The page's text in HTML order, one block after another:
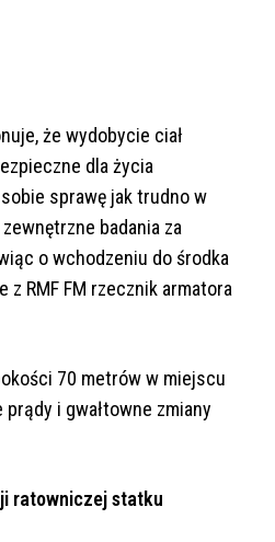
że wydobycie ciał
dla życia
sprawę jak trudno w
badania za
o wchodzeniu do środka
z RMF FM rzecznik armatora
70 metrów w miejscu
i gwałtowne zmiany
ratowniczej statku